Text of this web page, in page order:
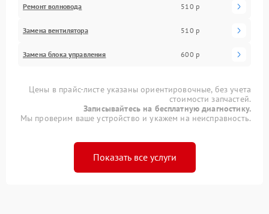
Ремонт волновода 510 р
Замена вентилятора 510 р
Замена блока управления 600 р
Цены в прайс-листе указаны ориентировочные, без учета
стоимости запчастей.
Записывайтесь на бесплатную диагностику.
Мы проверим ваше устройство и укажем на неисправность.
Показать все услуги